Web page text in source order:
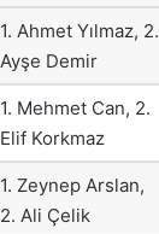
1. Ahmet Yılmaz, 2.
Ayşe Demir
1. Mehmet Can, 2.
Elif Korkmaz
1. Zeynep Arslan,
2. Ali Çelik